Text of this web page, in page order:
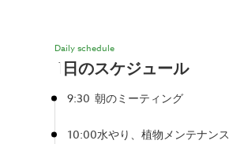
Daily schedule
1日のスケジュール
9:30 朝のミーティング
10:00水やり、植物メンテナンス